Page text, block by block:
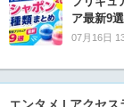
ア最新9選
07月16日